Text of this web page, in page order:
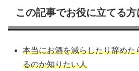
この記事でお役に立てる方
本当にお酒を減らしたり辞めた
るのか知りたい人